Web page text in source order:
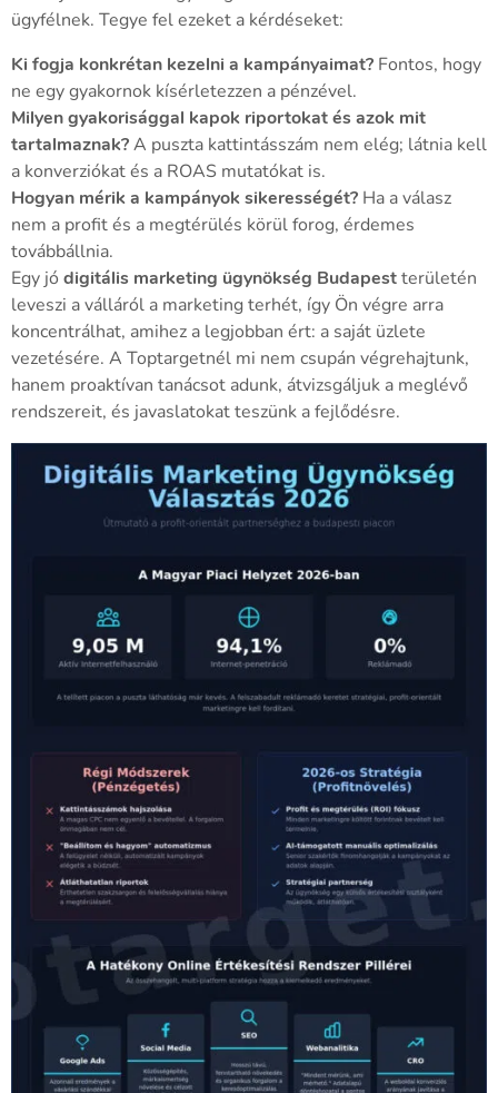
ügyfélnek. Tegye fel ezeket a kérdéseket:
Ki fogja konkrétan kezelni a kampányaimat? Fontos, hogy
ne egy gyakornok kísérletezzen a pénzével.
Milyen gyakorisággal kapok riportokat és azok mit
tartalmaznak?A puszta kattintásszám nem elég; látnia kell
a konverziókat és a ROAS mutatókat is.
Hogyan mérik a kampányok sikerességét? Ha a válasz
nem a profit és a megtérülés körül forog, érdemes
továbbállnia.
Egy jó digitális marketing ügynökség Budapestterületén
leveszi a válláról a marketing terhét, így Ön végre arra
koncentrálhat, amihez a legjobban ért: a saját üzlete
vezetésére. A Toptargetnél mi nem csupán végrehajtunk,
hanem proaktívan tanácsot adunk, átvizsgáljuk a meglévő
rendszereit, és javaslatokat teszünk a fejlődésre.